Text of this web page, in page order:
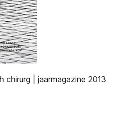
| jaarmagazine 2013